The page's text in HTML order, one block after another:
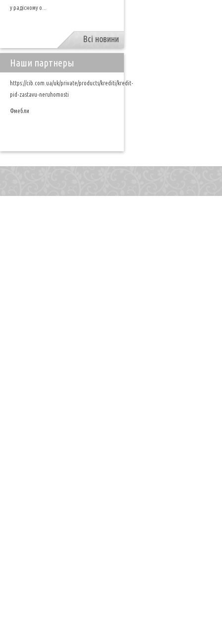
у радісному о...
Всі новини
Наши партнеры
https://cib.com.ua/uk/private/products/krediti/kredit-
pid-zastavu-neruhomosti
Фмебли